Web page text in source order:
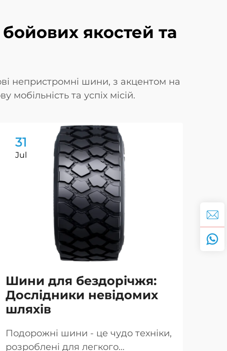
якостей та
непристромні шини, з акцентом на
мобільність та успіх місій.
31
Jul
Шини для бездорічжя:
Дослідники невідомих
шляхів
Подорожні шини - це чудо техніки,
розроблені для легкого